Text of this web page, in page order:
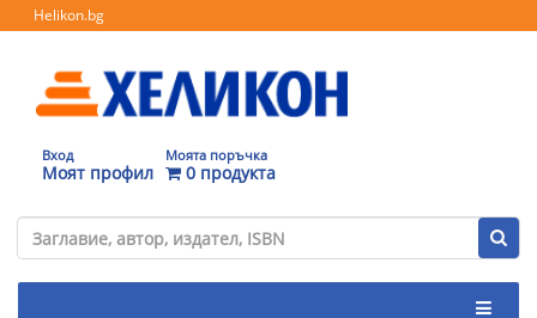
Helikon.bg
Вход
Моят профил
Моята поръчка
0 продукта